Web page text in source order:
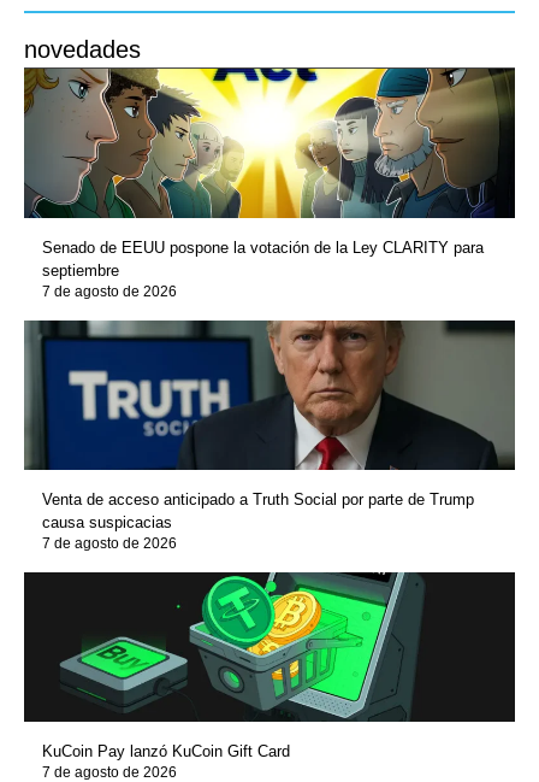
novedades
Senado de EEUU pospone la votación de la Ley CLARITY para
septiembre
7 de agosto de 2026
Venta de acceso anticipado a Truth Social por parte de Trump
causa suspicacias
7 de agosto de 2026
KuCoin Pay lanzó KuCoin Gift Card
7 de agosto de 2026